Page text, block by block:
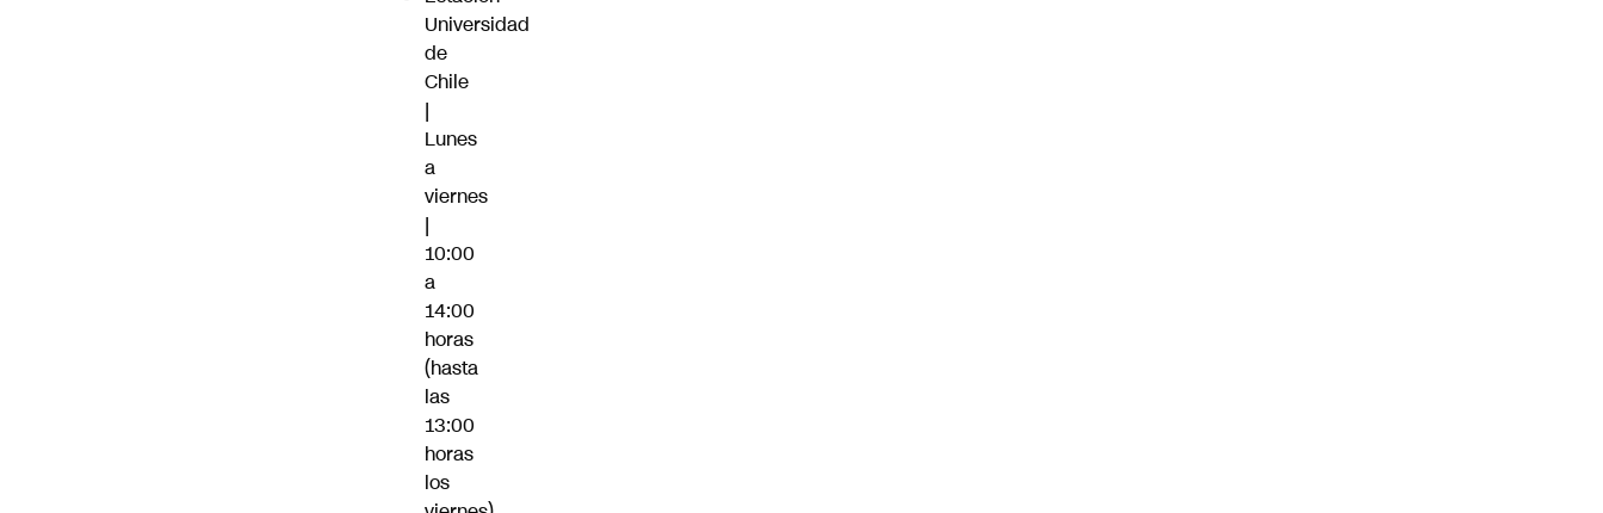
Universidad
de
Chile
|
Lunes
a
viernes
|
10:00
a
14:00
horas
(hasta
las
13:00
horas
los